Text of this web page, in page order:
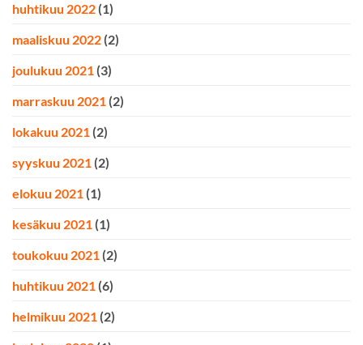
huhtikuu 2022 (1)
maaliskuu 2022 (2)
joulukuu 2021 (3)
marraskuu 2021 (2)
lokakuu 2021 (2)
syyskuu 2021 (2)
elokuu 2021 (1)
kesäkuu 2021 (1)
toukokuu 2021 (2)
huhtikuu 2021 (6)
helmikuu 2021 (2)